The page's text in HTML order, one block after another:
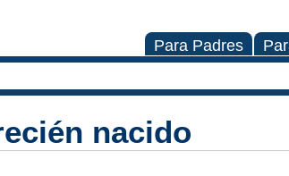
Para Padres
nacido